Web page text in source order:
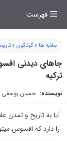
فهرست
جاذبه ها »گوناگون »
جاهای دیدنی
ترکیه
نویسنده: حسین یوسفی
آیا به تاریخ و تمدن
را دارد که افسوس